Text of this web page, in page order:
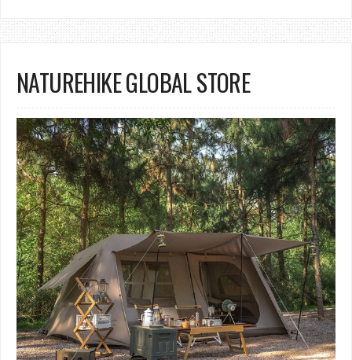
NATUREHIKE GLOBAL STORE